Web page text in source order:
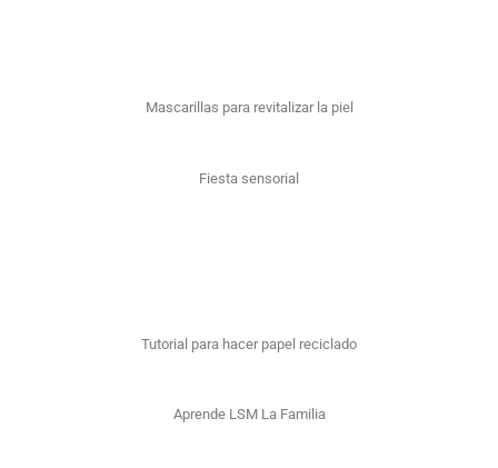
Mascarillas para revitalizar la piel
Fiesta sensorial
Tutorial para hacer papel reciclado
Aprende LSM La Familia